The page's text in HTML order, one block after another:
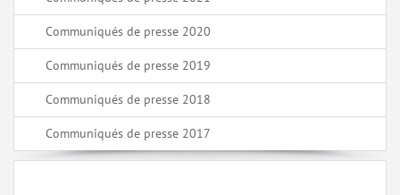
Communiqués de presse 2020
Communiqués de presse 2019
Communiqués de presse 2018
Communiqués de presse 2017